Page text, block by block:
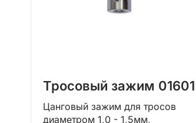
Тросовый зажим 01601
Цанговый зажим для тросов
диаметром 1,0 - 1,5мм,